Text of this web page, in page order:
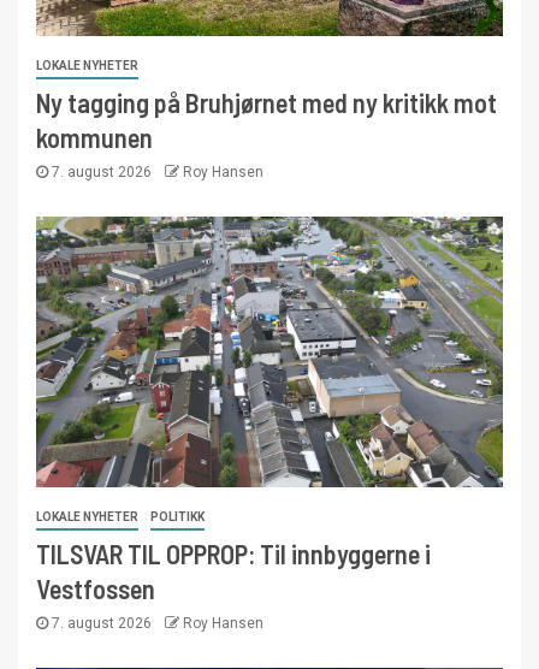
LOKALE NYHETER
Ny tagging på Bruhjørnet med ny kritikk mot
kommunen
7. august 2026 Roy Hansen
LOKALE NYHETER POLITIKK
TILSVAR TIL OPPROP: Til innbyggerne i
Vestfossen
7. august 2026 Roy Hansen